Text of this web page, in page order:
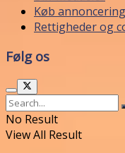
Køb
Rettigheder og
Følg os
No Result
View All Result